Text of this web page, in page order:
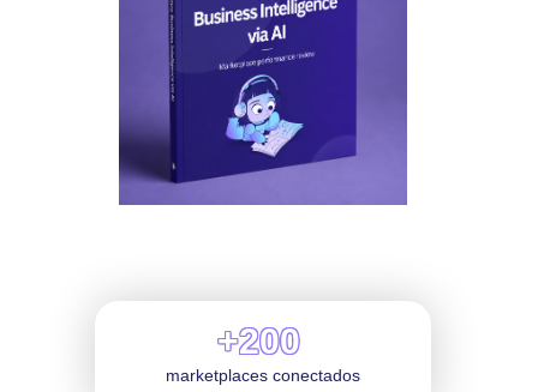
+200
marketplaces conectados